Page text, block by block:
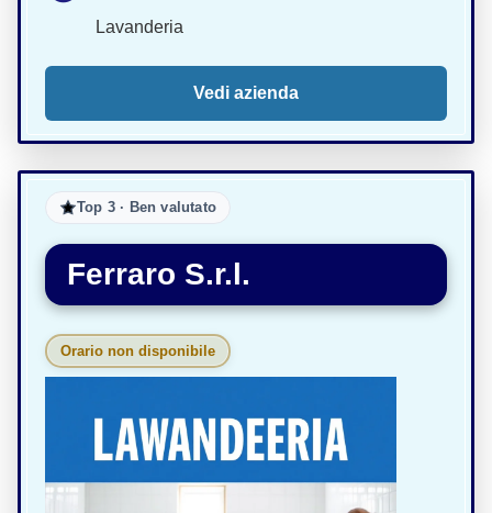
Lavanderia
Vedi azienda
Top 3 · Ben valutato
Ferraro S.r.l.
Orario non disponibile